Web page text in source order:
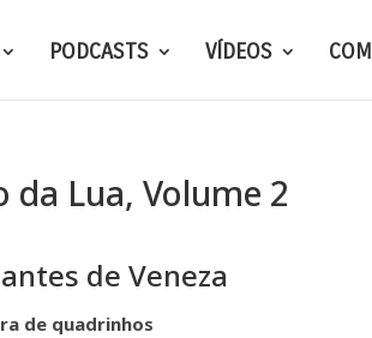
PODCASTS VÍDEOS
da Lua, Volume 2
de Veneza
de quadrinhos